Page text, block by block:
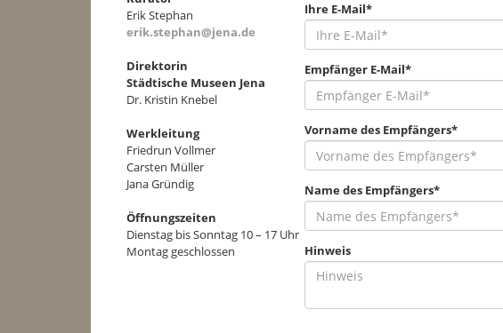
Erik Stephan
erik.stephan@jena.de
Direktorin
Städtische Museen Jena
Dr. Kristin Knebel
Werkleitung
Friedrun Vollmer
Carsten Müller
Jana Gründig
Öffnungszeiten
Dienstag bis Sonntag 10 – 17 Uhr
Montag geschlossen
Ihre E-Mail*
Empfänger E-Mail*
Vorname des Empfängers*
Name des Empfängers*
Hinweis